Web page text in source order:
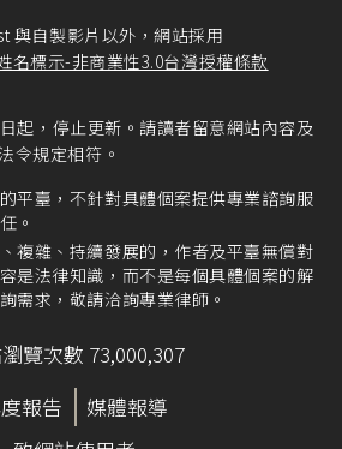
與自製影片以外，網站採用
名標示-非商業性3.0台灣授權條款
起，停止更新。請讀者留意網站內容及
令規定相符。
平臺，不針對具體個案提供專業諮詢服
。
複雜、持續發展的，作者及平臺無償對
是法律知識，而不是每個具體個案的解
需求，敬請洽詢專業律師。
覽次數 73,000,307
報告
媒體報導